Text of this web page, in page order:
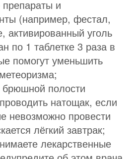
и
(например, фестал,
активированный уголь
по 1 таблетке 3 раза в
помогут уменьшить
полости
натощак, если
невозможно провести
лёгкий завтрак;
лекарственные